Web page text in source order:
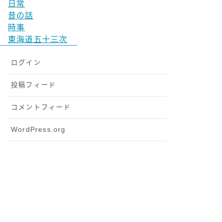
日常
昔の話
時事
東海道五十三次
ログイン
投稿フィード
コメントフィード
WordPress.org